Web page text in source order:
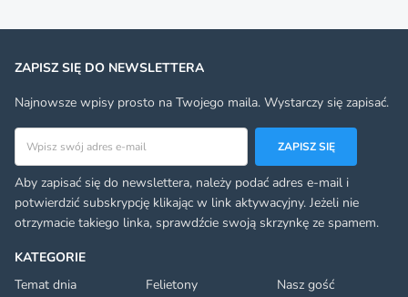
KATEGORIE
Temat dnia
Felietony
Nasz gość
ZAPISZ SIĘ DO NEWSLETTERA
Najnowsze wpisy prosto na Twojego maila. Wystarczy się zapisać.
Adres email
ZAPISZ SIĘ
Aby zapisać się do newslettera, należy podać adres e-mail i
potwierdzić subskrypcję klikając w link aktywacyjny. Jeżeli nie
otrzymacie takiego linka, sprawdźcie swoją skrzynkę ze spamem.